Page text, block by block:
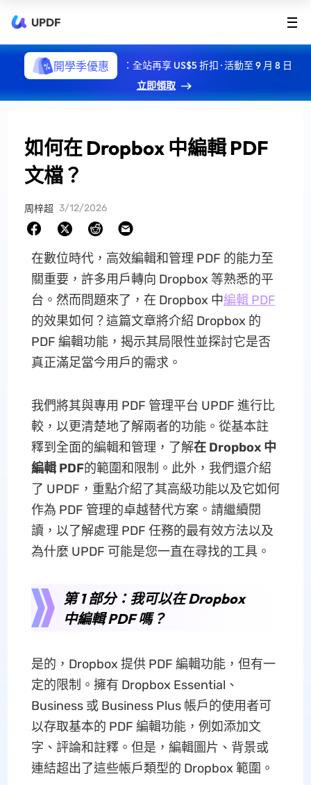
UPDF
開學季優惠
：全站再享 US$5 折扣 · 活動至 9 月 8 日
立即領取
如何在 Dropbox 中編輯 PDF
文檔？
周梓超 3/12/2026
在數位時代，高效編輯和管理 PDF 的能力至
關重要，許多用戶轉向 Dropbox 等熟悉的平
台。然而問題來了，在 Dropbox 中編輯 PDF
的效果如何？這篇文章將介紹 Dropbox 的
PDF 編輯功能，揭示其局限性並探討它是否
真正滿足當今用戶的需求。
我們將其與專用 PDF 管理平台 UPDF 進行比
較，以更清楚地了解兩者的功能。從基本註
釋到全面的編輯和管理，了解在 Dropbox 中
編輯 PDF的範圍和限制。此外，我們還介紹
了 UPDF，重點介紹了其高級功能以及它如何
作為 PDF 管理的卓越替代方案。請繼續閱
讀，以了解處理 PDF 任務的最有效方法以及
為什麼 UPDF 可能是您一直在尋找的工具。
第 1 部分：我可以在 Dropbox
中編輯 PDF 嗎？
是的，Dropbox 提供 PDF 編輯功能，但有一
定的限制。擁有 Dropbox Essential、
Business 或 Business Plus 帳戶的使用者可
以存取基本的 PDF 編輯功能，例如添加文
字、評論和註釋。但是，編輯圖片、背景或
連結超出了這些帳戶類型的 Dropbox 範圍。